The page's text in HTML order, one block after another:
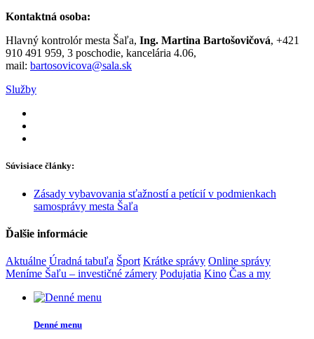
Kontaktná osoba:
Hlavný kontrolór mesta Šaľa, Ing. Martina Bartošovičová, +421
910 491 959, 3 poschodie, kancelária 4.06,
mail: bartosovicova@sala.sk
Služby
Súvisiace články:
Zásady vybavovania sťažností a petícií v podmienkach
samosprávy mesta Šaľa
Ďalšie informácie
Aktuálne Úradná tabuľa Šport Krátke správy Online správy
Meníme Šaľu – investičné zámery Podujatia Kino Čas a my
Denné menu